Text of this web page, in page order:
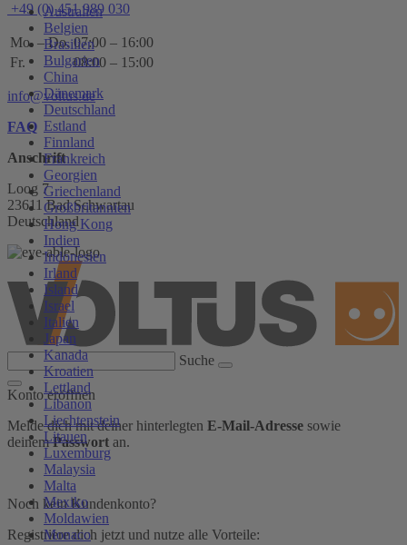
Australien
Belgien
Brasilien
Bulgarien
China
Dänemark
Deutschland
Estland
Finnland
Frankreich
Georgien
Griechenland
Großbritannien
Hong Kong
Indien
Indonesien
Irland
Island
Israel
Italien
Japan
Kanada
Kroatien
Lettland
Libanon
Liechtenstein
Litauen
Luxemburg
Malaysia
Malta
Mexiko
Moldawien
Monaco
+49 (0) 451 989 030
Mo. – Do. 07:00 – 16:00
Fr.
08:00 – 15:00
info@voltus.de
FAQ
Anschrift
Loog 7
23611 Bad Schwartau
Deutschland
Suche
Konto eröffnen
Melde dich mit deiner hinterlegten E-Mail-Adresse sowie
deinemPasswort an.
Noch kein Kundenkonto?
Registriere dich jetzt und nutze alle Vorteile: